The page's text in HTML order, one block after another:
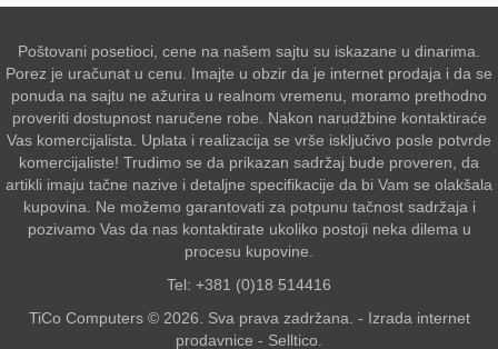
Poštovani posetioci, cene na našem sajtu su iskazane u dinarima.
Porez je uračunat u cenu. Imajte u obzir da je internet prodaja i da se
ponuda na sajtu ne ažurira u realnom vremenu, moramo prethodno
proveriti dostupnost naručene robe. Nakon narudžbine kontaktiraće
Vas komercijalista. Uplata i realizacija se vrše isključivo posle potvrde
komercijaliste! Trudimo se da prikazan sadržaj bude proveren, da
artikli imaju tačne nazive i detaljne specifikacije da bi Vam se olakšala
kupovina. Ne možemo garantovati za potpunu tačnost sadržaja i
pozivamo Vas da nas kontaktirate ukoliko postoji neka dilema u
procesu kupovine.
Tel: +381 (0)18 514416
TiCo Computers © 2026. Sva prava zadržana. - Izrada internet
prodavnice - Selltico.